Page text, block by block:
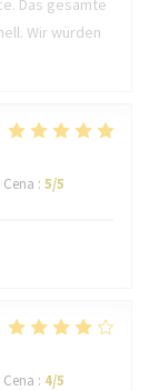
Das gesamte
Wir würden
: 5/5
: 4/5